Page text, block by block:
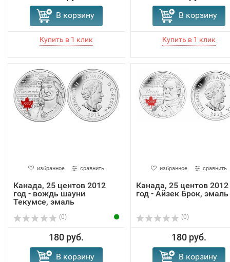
В корзину В корзину
избранное сравнить
Канада, 25 центов 2012
год - вождь шауни
Текумсе, эмаль
(0)
180 руб.
В корзину
избранное сравнить
Канада, 25 центов 2012
год - Айзек Брок, эмаль
(0)
180 руб.
В корзину